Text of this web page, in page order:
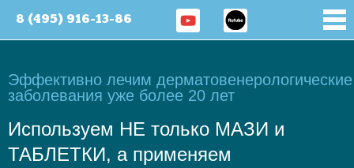
8 (495) 916-13-86
Эффективно лечим дерматовенерологические
заболевания уже более 20 лет
Используем НЕ только МАЗИ и
ТАБЛЕТКИ, а применяем